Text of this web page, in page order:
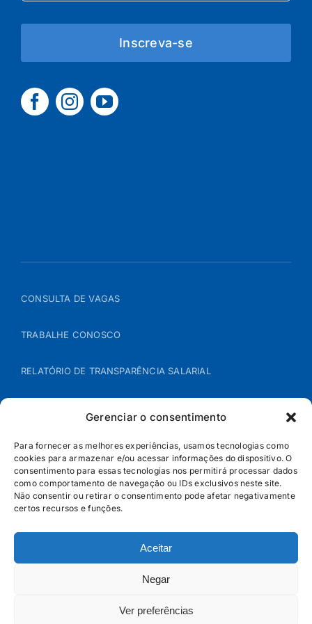
Gerenciar o consentimento
Para fornecer as melhores experiências, usamos tecnologias como
cookies para armazenar e/ou acessar informações do dispositivo. O
consentimento para essas tecnologias nos permitirá processar dados
como comportamento de navegação ou IDs exclusivos neste site.
Não consentir ou retirar o consentimento pode afetar negativamente
certos recursos e funções.
Aceitar
Negar
Ver preferências
Inscreva-se
CONSULTA DE VAGAS
TRABALHE CONOSCO
RELATÓRIO DE TRANSPARÊNCIA SALARIAL
POLÍTICA DE COOKIES
POLÍTICA DE PRIVACIDADE
© Jandaia - 2026 · Todos os direitos reservados | SAC